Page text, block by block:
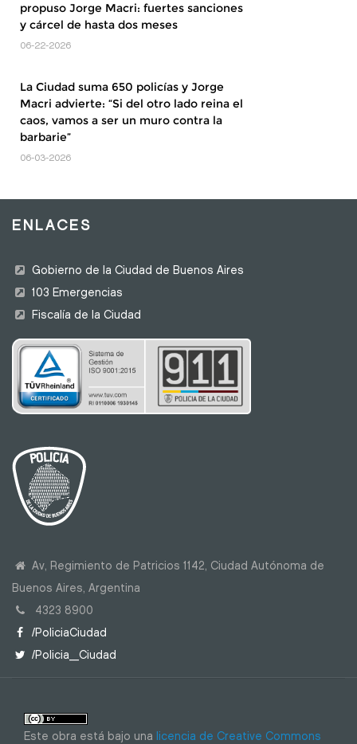
propuso Jorge Macri: fuertes sanciones
y cárcel de hasta dos meses
06-22-2026
La Ciudad suma 650 policías y Jorge
Macri advierte: “Si del otro lado reina el
caos, vamos a ser un muro contra la
barbarie”
06-03-2026
ENLACES
Gobierno de la Ciudad de Buenos Aires
103 Emergencias
Fiscalía de la Ciudad
Av, Regimiento de Patricios 1142, Ciudad Autónoma de
Buenos Aires, Argentina
4323 8900
/PoliciaCiudad
/Policia_Ciudad
Este obra está bajo una licencia de Creative Commons